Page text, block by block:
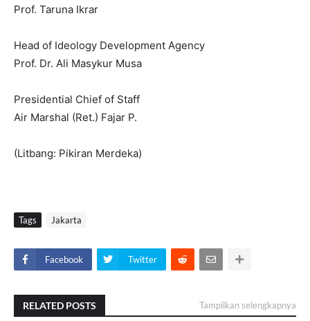
Prof. Taruna Ikrar
Head of Ideology Development Agency
Prof. Dr. Ali Masykur Musa
Presidential Chief of Staff
Air Marshal (Ret.) Fajar P.
(Litbang: Pikiran Merdeka)
Tags Jakarta
Facebook Twitter
RELATED POSTS Tampilkan selengkapnya